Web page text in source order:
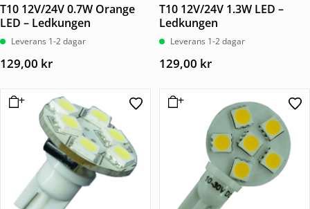
T10 12V/24V 0.7W Orange
LED – Ledkungen
Leverans 1-2 dagar
129,00 kr
T10 12V/24V 1.3W LED –
Ledkungen
Leverans 1-2 dagar
129,00 kr